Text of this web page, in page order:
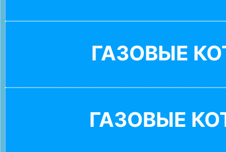
ГАЗОВЫЕ
ГАЗОВЫЕ